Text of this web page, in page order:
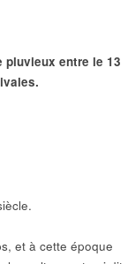
pluvieux entre le 13
et à cette époque